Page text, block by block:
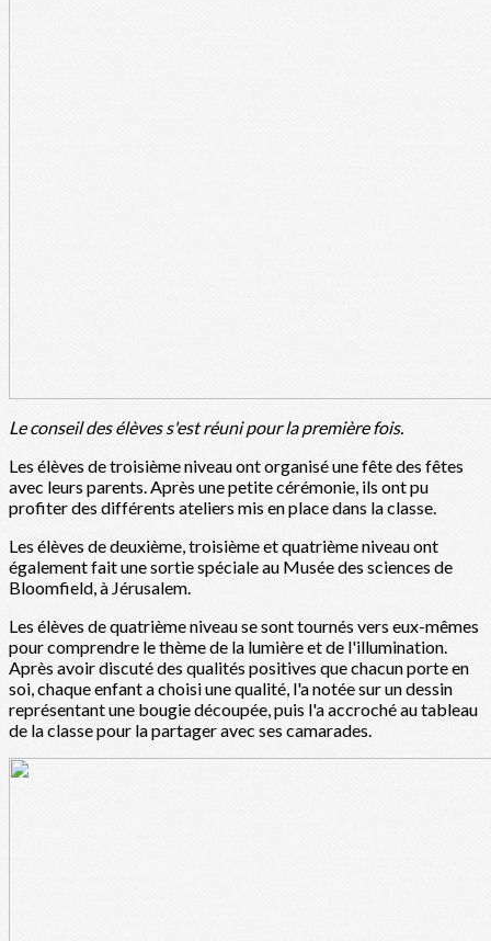
Le conseil des élèves s'est réuni pour la première fois.
Les élèves de troisième niveau ont organisé une fête des fêtes
avec leurs parents. Après une petite cérémonie, ils ont pu
profiter des différents ateliers mis en place dans la classe.
Les élèves de deuxième, troisième et quatrième niveau ont
également fait une sortie spéciale au Musée des sciences de
Bloomfield, à Jérusalem.
Les élèves de quatrième niveau se sont tournés vers eux-mêmes
pour comprendre le thème de la lumière et de l'illumination.
Après avoir discuté des qualités positives que chacun porte en
soi, chaque enfant a choisi une qualité, l'a notée sur un dessin
représentant une bougie découpée, puis l'a accroché au tableau
de la classe pour la partager avec ses camarades.